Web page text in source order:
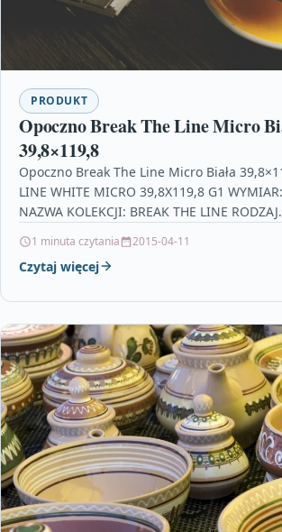
PRODUKT
Opoczno Break The Line Micro
39,8×119,8
Opoczno Break The Line Micro Biała
LINE WHITE MICRO 39,8X119,8 G1
NAZWA KOLEKCJI: BREAK THE LINE
1 minuta czytania 2015-04-11
Czytaj więcej